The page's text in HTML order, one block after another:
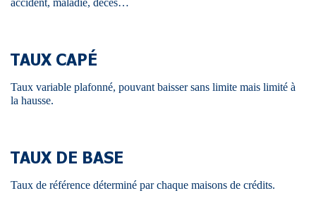
accident, maladie, décès…
TAUX CAPÉ
Taux variable plafonné, pouvant baisser sans limite mais limité à
la hausse.
TAUX DE BASE
Taux de référence déterminé par chaque maisons de crédits.